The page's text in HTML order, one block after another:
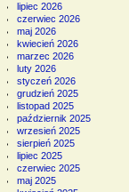
lipiec 2026
czerwiec 2026
maj 2026
kwiecień 2026
marzec 2026
luty 2026
styczeń 2026
grudzień 2025
listopad 2025
październik 2025
wrzesień 2025
sierpień 2025
lipiec 2025
czerwiec 2025
maj 2025